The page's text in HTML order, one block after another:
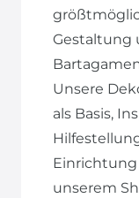
Gestaltung
Unsere
als Basis,
Einrichtung
unserem